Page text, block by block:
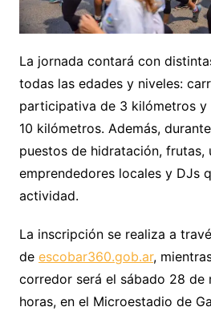
La jornada contará con
todas las edades y niveles:
participativa de 3 kilómetros
10 kilómetros. Además,
puestos de hidratación, frutas,
emprendedores locales y DJs
actividad.
La inscripción se realiza a
de escobar360.gob.ar,
corredor será el sábado 28 de
horas, en el Microestadio de